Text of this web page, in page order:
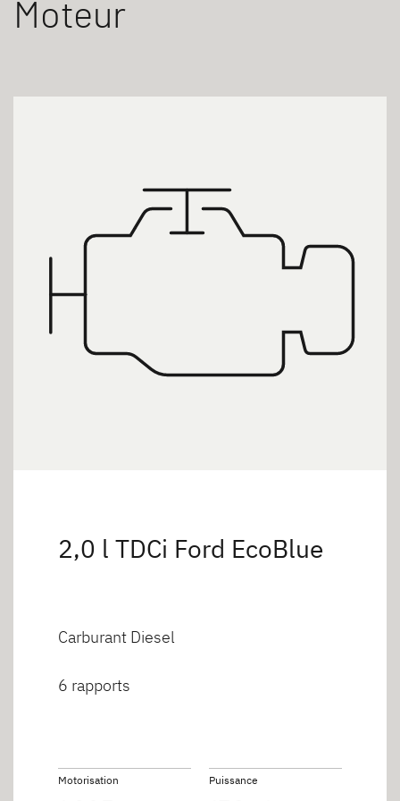
Moteur
2,0 l TDCi Ford EcoBlue
Carburant Diesel
6 rapports
Motorisation Puissance